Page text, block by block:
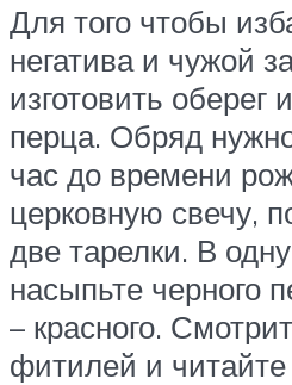
Для того чтобы
негатива и чужой
изготовить оберег
перца. Обряд
час до времени
церковную свечу,
две тарелки. В
насыпьте черного
– красного.
фитилей и читайте